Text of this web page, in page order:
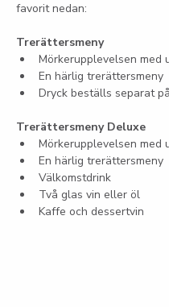
favorit nedan:
Trerättersmeny
Mörkerupplevelsen med
En härlig trerättersmeny
Dryck beställs separat
Trerättersmeny Deluxe
Mörkerupplevelsen med
En härlig trerättersmeny
Välkomstdrink
Två glas vin eller öl
Kaffe och dessertvin